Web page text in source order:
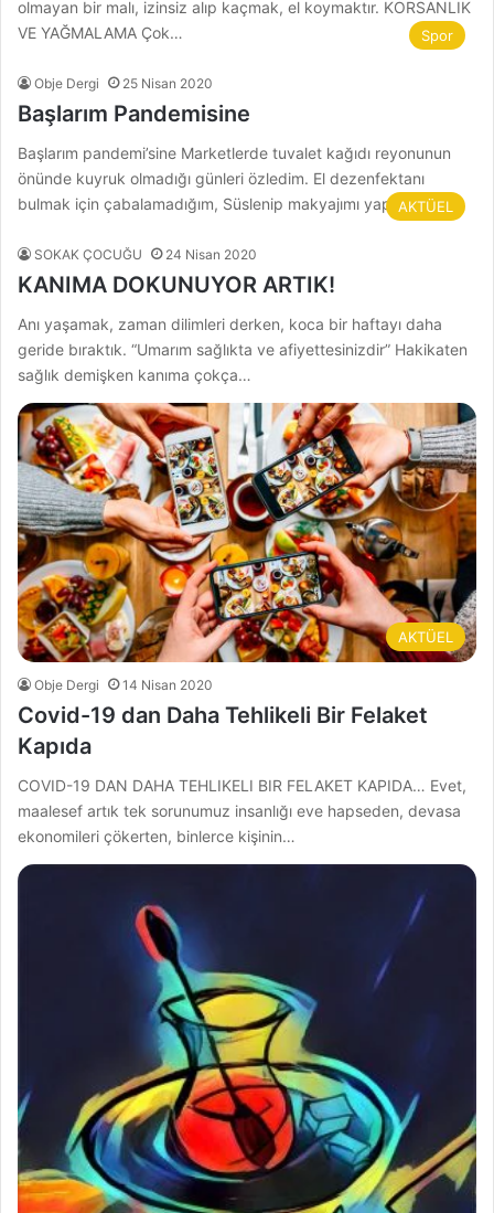
olmayan bir malı, izinsiz alıp kaçmak, el koymaktır. KORSANLIK
VE YAĞMALAMA Çok…
Spor
Obje Dergi 25 Nisan 2020
Başlarım Pandemisine
Başlarım pandemi’sine Marketlerde tuvalet kağıdı reyonunun
önünde kuyruk olmadığı günleri özledim. El dezenfektanı
bulmak için çabalamadığım, Süslenip makyajımı yapıp dışarı…
AKTÜEL
SOKAK ÇOCUĞU 24 Nisan 2020
KANIMA DOKUNUYOR ARTIK!
Anı yaşamak, zaman dilimleri derken, koca bir haftayı daha
geride bıraktık. “Umarım sağlıkta ve afiyettesinizdir” Hakikaten
sağlık demişken kanıma çokça…
AKTÜEL
Obje Dergi 14 Nisan 2020
Covid-19 dan Daha Tehlikeli Bir Felaket
Kapıda
COVID-19 DAN DAHA TEHLIKELI BIR FELAKET KAPIDA… Evet,
maalesef artık tek sorunumuz insanlığı eve hapseden, devasa
ekonomileri çökerten, binlerce kişinin…